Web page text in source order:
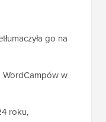
go na
WordCampów w
roku,